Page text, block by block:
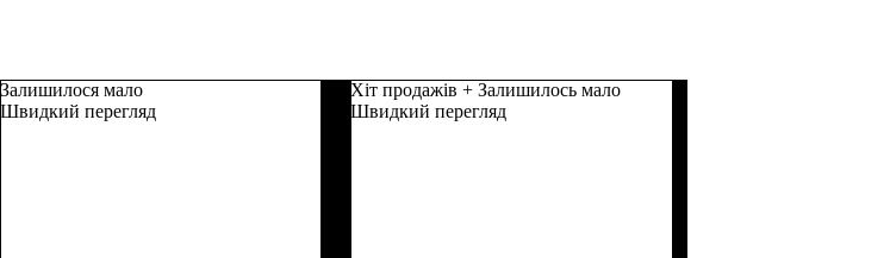
Залишилося мало
Швидкий перегляд
Хіт продажів + Залишилось мало
Швидкий перегляд